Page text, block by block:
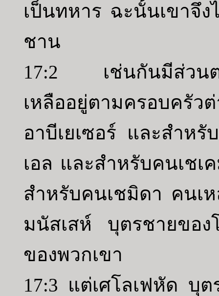
เป็นทหาร ฉะนั้นเขาจึง
ชาน
17:2 เช่นกันมีส่วนต
เหลืออยู่ตามครอบครัว
อาบีเยเซอร์ และสำห
เอล และสำหรับคนเชเ
สำหรับคนเชมิดา คนเ
มนัสเสห์ บุตรชายขอ
ของพวกเขา
17:3 แต่เศโลเฟหัด บุ